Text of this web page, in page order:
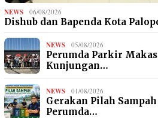
NEWS 06/08/2026
Dishub dan Bapenda Kota
NEWS 05/08/2026
Perumda Parkir
Kunjungan…
NEWS 01/08/2026
Gerakan Pilah
Perumda…